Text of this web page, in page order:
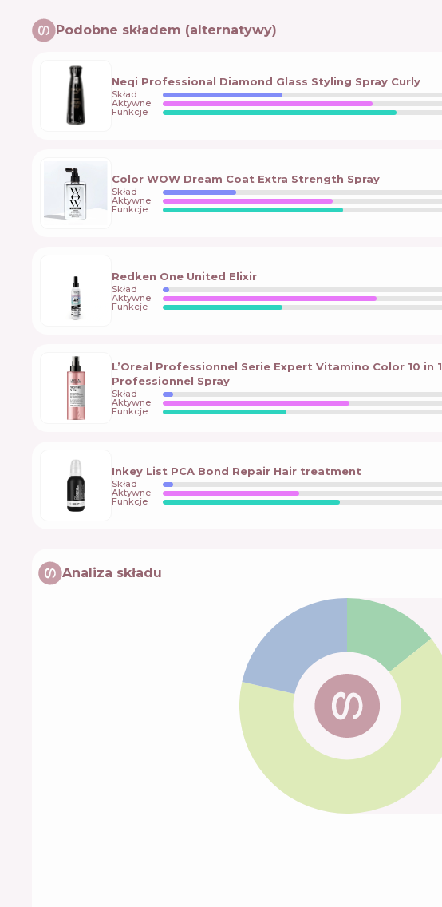
Podobne składem (alternatywy)
Neqi Professional Diamond Glass Styling Spray Curly
Skład
Aktywne
Funkcje
Color WOW Dream Coat Extra Strength Spray
Skład
Aktywne
Funkcje
Redken One United Elixir
Skład
Aktywne
Funkcje
L’Oreal Professionnel Serie Expert Vitamino Color 10 in 1
Professionnel Spray
Skład
Aktywne
Funkcje
Inkey List PCA Bond Repair Hair treatment
Skład
Aktywne
Funkcje
Analiza składu